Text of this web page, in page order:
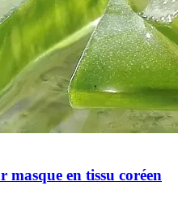
en tissu coréen